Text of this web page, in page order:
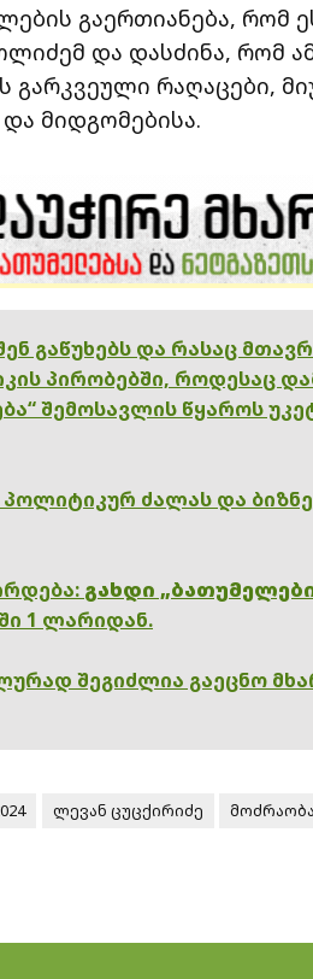
გაერთიანება, რომ
და დასძინა, რომ
გარკვეული რაღაცები,
მიდგომებისა.
გაწუხებს და რასაც
პირობებში, როდესაც
შემოსავლის წყაროს
ძალას და
გახდი
1 ლარიდან.
შეგიძლია გაეცნო
ლევან ცუცქირიძე